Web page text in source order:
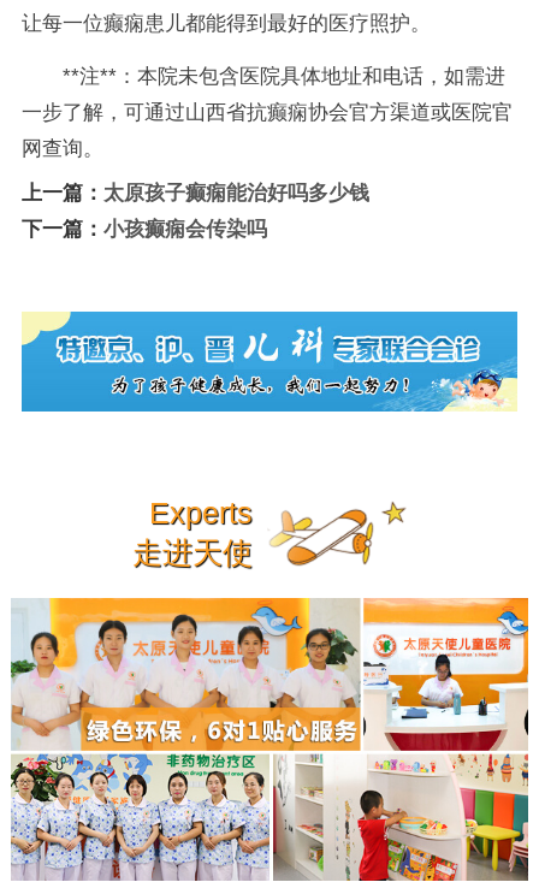
让每一位癫痫患儿都能得到最好的医疗照护。
**注**：本院未包含医院具体地址和电话，如需进
一步了解，可通过山西省抗癫痫协会官方渠道或医院官
网查询。
上一篇： 太原孩子癫痫能治好吗多少钱
下一篇： 小孩癫痫会传染吗
Experts
走进天使